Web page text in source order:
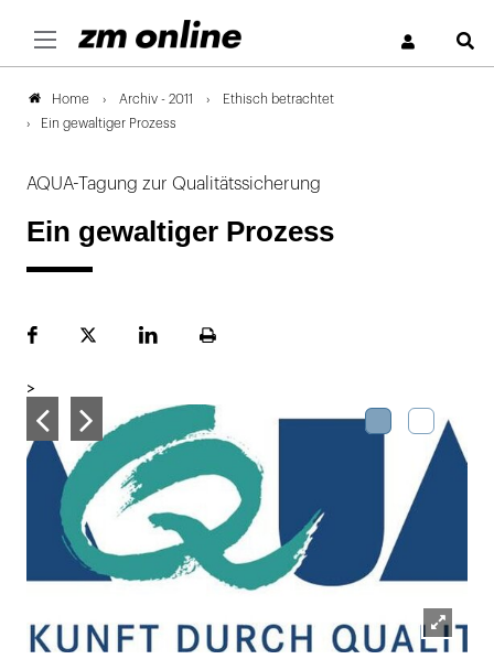
Home Archiv - 2011
Ethisch betrachtet
Ein gewaltiger Prozess
AQUA-Tagung zur Qualitätssicherung
Ein gewaltiger Prozess
FacebookPlattformLinekdInSeite
>
Lightbox